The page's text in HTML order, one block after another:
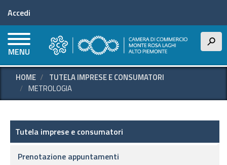
principale
Menu profilo utente
Accedi
MENU
h
HOME
TUTELA IMPRESE E CONSUMATORI
METROLOGIA
Tutela imprese e consumatori
Tutela imprese e consumatori
Prenotazione appuntamenti